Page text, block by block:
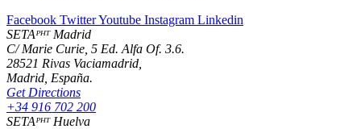
Facebook TwitterYoutube Instagram Linkedin
SETAᴾᴴᵀ Madrid
C/ Marie Curie, 5 Ed. Alfa Of. 3.6.
28521 Rivas Vaciamadrid,
Madrid, España.
Get Directions
+34 916 702 200
SETAᴾᴴᵀ Huelva